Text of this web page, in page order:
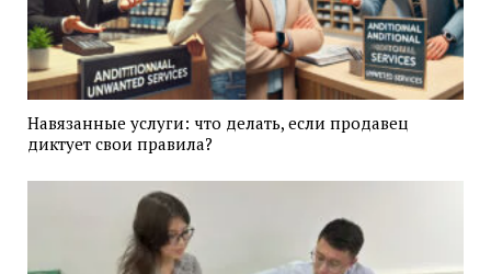
Навязанные услуги: что делать, если продавец
диктует свои правила?